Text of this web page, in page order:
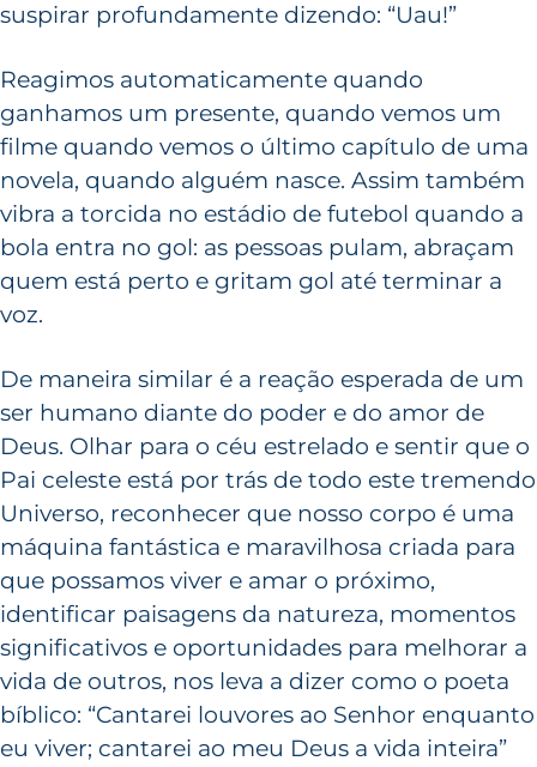
suspirar profundamente dizendo: “Uau!”
Reagimos automaticamente quando
ganhamos um presente, quando vemos um
filme quando vemos o último capítulo de uma
novela, quando alguém nasce. Assim também
vibra a torcida no estádio de futebol quando a
bola entra no gol: as pessoas pulam, abraçam
quem está perto e gritam gol até terminar a
voz.
De maneira similar é a reação esperada de um
ser humano diante do poder e do amor de
Deus. Olhar para o céu estrelado e sentir que o
Pai celeste está por trás de todo este tremendo
Universo, reconhecer que nosso corpo é uma
máquina fantástica e maravilhosa criada para
que possamos viver e amar o próximo,
identificar paisagens da natureza, momentos
significativos e oportunidades para melhorar a
vida de outros, nos leva a dizer como o poeta
bíblico: “Cantarei louvores ao Senhor enquanto
eu viver; cantarei ao meu Deus a vida inteira”